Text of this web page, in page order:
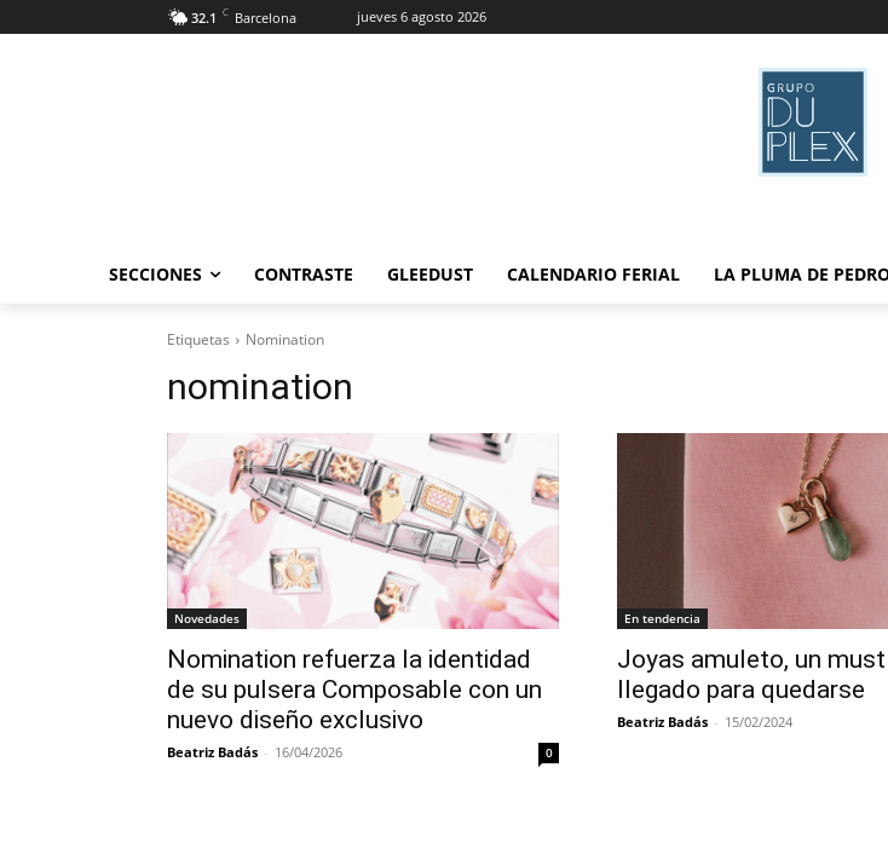
32.1 C Barcelona jueves 6 agosto 2026
SECCIONES CONTRASTE GLEEDUST CALENDARIO FERIAL LA PLUMA DE
Etiquetas Nomination
nomination
Novedades
Nomination refuerza la identidad
de su pulsera Composable con un
nuevo diseño exclusivo
Beatriz Badás - 16/04/2026 0
En tendencia
Joyas amuleto, un
llegado para quedarse
Beatriz Badás - 15/02/2024